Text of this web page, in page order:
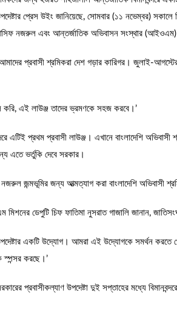
প্রেস উইং জানিয়েছে, সোমবার (১১ নভেম্বর)
নজরুল এবং আন্তর্জাতিক অভিবাসন সংস্থার (আইওএম)
প্রবাসী শ্রমিকরা দেশ গড়ার কারিগর। জুলাই-
করি, এই লাউঞ্জ তাদের ভ্রমণকে সহজ করবে।’
এটিই প্রথম প্রবাসী লাউঞ্জ। এখানে বাংলাদেশি
এতে ভর্তুকি দেবে সরকার।
জন্মভূমির জন্য আত্মত্যাগ করা বাংলাদেশি অভিবাসী
ডেপুটি চিফ ফাতিমা নুসরাত গাজালি জানান,
একটি উদ্যোগ। আমরা এই উদ্যোগকে সমর্থন করতে
স্পন্সর করছে।’
প্রবাসীকল্যাণ উপদেষ্টা দুই সপ্তাহের মধ্যে